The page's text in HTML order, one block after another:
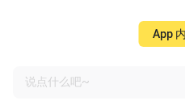
说点什么吧~
App